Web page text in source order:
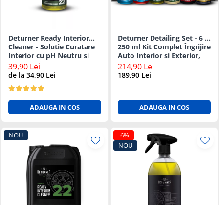
Organizatoare auto
Suporturi bauturi
Tratament Hidrofob
Deturner Ready Interior
Cleaner - Solutie Curatare
Interior cu pH Neutru si
Efect Antibacterian 250ml
39,90 Lei
de la 34,90 Lei
ADAUGA IN COS
Deturner Detailing Set - 6 ×
250 ml Kit Complet Îngrijire
Auto Interior si Exterior,
Ideal pentru Incepatori sau
Cadou
214,90 Lei
189,90 Lei
ADAUGA IN COS
NOU
-6%
NOU